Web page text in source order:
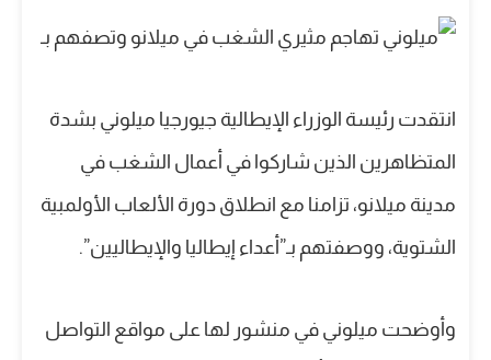
انتقدت رئيسة الوزراء الإيطالية جيورجيا ميلوني بشدة
المتظاهرين الذين شاركوا في أعمال الشغب في
مدينة ميلانو، تزامنا مع انطلاق دورة الألعاب الأولمبية
الشتوية، ووصفتهم بـ”أعداء إيطاليا والإيطاليين”.
وأوضحت ميلوني في منشور لها على مواقع التواصل